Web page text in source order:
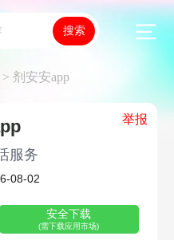
>剂安安app
举报
服务
08-02
安全下载
(需下载应用市场)